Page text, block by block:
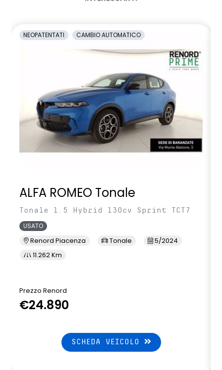
NEOPATENTATI CAMBIO AUTOMATICO
ALFA ROMEO Tonale
Tonale 1.5 Hybrid 130cv Sprint TCT7
USATO
Renord Piacenza Tonale
5/2024
11.262 Km
Prezzo Renord
€24.890
SCHEDA VEICOLO